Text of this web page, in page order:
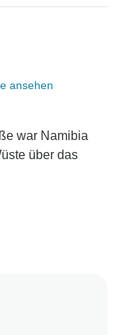
ansehen
war Namibia
über das